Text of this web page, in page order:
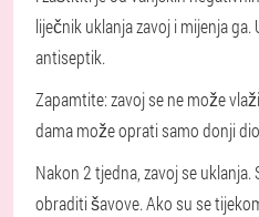
liječnik uklanja zavoj i mijenja
antiseptik.
Zapamtite: zavoj se ne može
dama može oprati samo donji
Nakon 2 tjedna, zavoj se
obraditi šavove. Ako su se